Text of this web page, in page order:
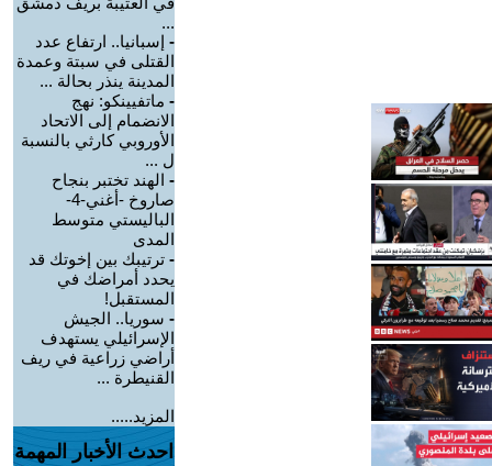
...
- إسبانيا.. ارتفاع عدد
القتلى في سبتة وعمدة
المدينة ينذر بحالة ...
- ماتفيينكو: نهج
الانضمام إلى الاتحاد
الأوروبي كارثي بالنسبة
ل ...
- الهند تختبر بنجاح
صاروخ -أغني-4-
الباليستي متوسط
المدى
- ترتيبك بين إخوتك قد
يحدد أمراضك في
المستقبل!
- سوريا.. الجيش
الإسرائيلي يستهدف
أراضي زراعية في ريف
القنيطرة ...
المزيد.....
احدث الأخبار المهمة